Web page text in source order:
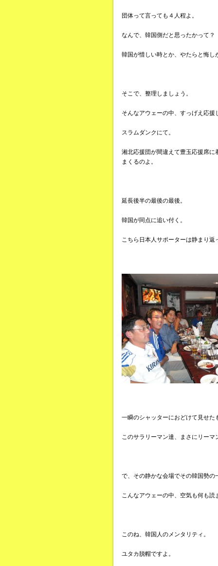
団体って言っても４人程よ。
なんで、韓国側だと思ったかって？
韓国が惜しい時とか、やたらと悔し
そこで、整理しましょう。
そんなアウェーの中、すっげえ応援
スラムダンクにて。
湘北応援団が間違えて豊玉応援席
まくるのよ。
延長後半の最後の最後。
韓国が同点に追い付く。
こちら日本人サポーターは静まり返
一瞬のシャッターにおどけて見せた
このサラリーマン達、まさにリーマ
で、その静かな会場でその韓国勢
こんなアウェーの中、空気も何も読
このね、韓国人のメンタリティ。
ユタカ脱帽ですよ。